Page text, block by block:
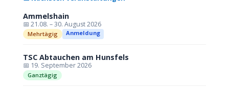
Ammelshain
📅 21.08. – 30. August 2026
Mehrtägig Anmeldung
TSC Abtauchen am Hunsfels
📅 19. September 2026
Ganztägig